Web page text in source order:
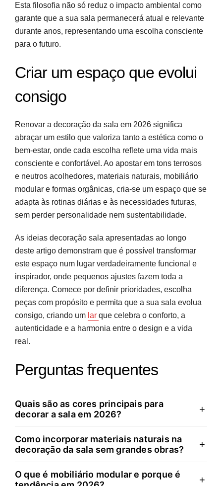
Esta filosofia não só reduz o impacto ambiental como
garante que a sua sala permanecerá atual e relevante
durante anos, representando uma escolha consciente
para o futuro.
Criar um espaço que evolui
consigo
Renovar a decoração da sala em 2026 significa
abraçar um estilo que valoriza tanto a estética como o
bem-estar, onde cada escolha reflete uma vida mais
consciente e confortável. Ao apostar em tons terrosos
e neutros acolhedores, materiais naturais, mobiliário
modular e formas orgânicas, cria-se um espaço que se
adapta às rotinas diárias e às necessidades futuras,
sem perder personalidade nem sustentabilidade.
As ideias decoração sala apresentadas ao longo
deste artigo demonstram que é possível transformar
este espaço num lugar verdadeiramente funcional e
inspirador, onde pequenos ajustes fazem toda a
diferença. Comece por definir prioridades, escolha
peças com propósito e permita que a sua sala evolua
consigo, criando um lar que celebra o conforto, a
autenticidade e a harmonia entre o design e a vida
real.
Perguntas frequentes
Quais são as cores principais para
decorar a sala em 2026?
+
As cores principais são tons terrosos, verdes naturais
e neutros acolhedores. Terracota, castanho-couro,
cinzentos frios, criando ambientes que transmitem
Como incorporar materiais naturais na
decoração da sala sem grandes obras?
+
Comece pelos têxteis: cortinas em linho, tapetes em
O que é mobiliário modular e porque é
+